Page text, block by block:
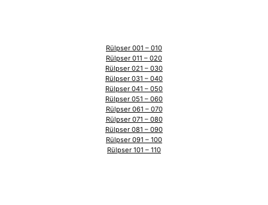
Rülpser 001 – 010
Rülpser 011 – 020
Rülpser 021 – 030
Rülpser 031 – 040
Rülpser 041 – 050
Rülpser 051 – 060
Rülpser 061 – 070
Rülpser 071 – 080
Rülpser 081 – 090
Rülpser 091 – 100
Rülpser 101 – 110